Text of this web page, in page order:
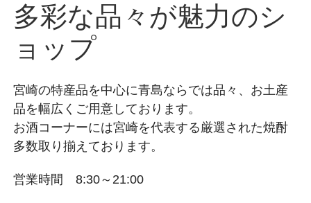
多彩な品々が魅力のシ
ョップ
宮崎の特産品を中心に青島ならでは品々、お土産
品を幅広くご用意しております。
お酒コーナーには宮崎を代表する厳選された焼酎
多数取り揃えております。
営業時間 8:30～21:00